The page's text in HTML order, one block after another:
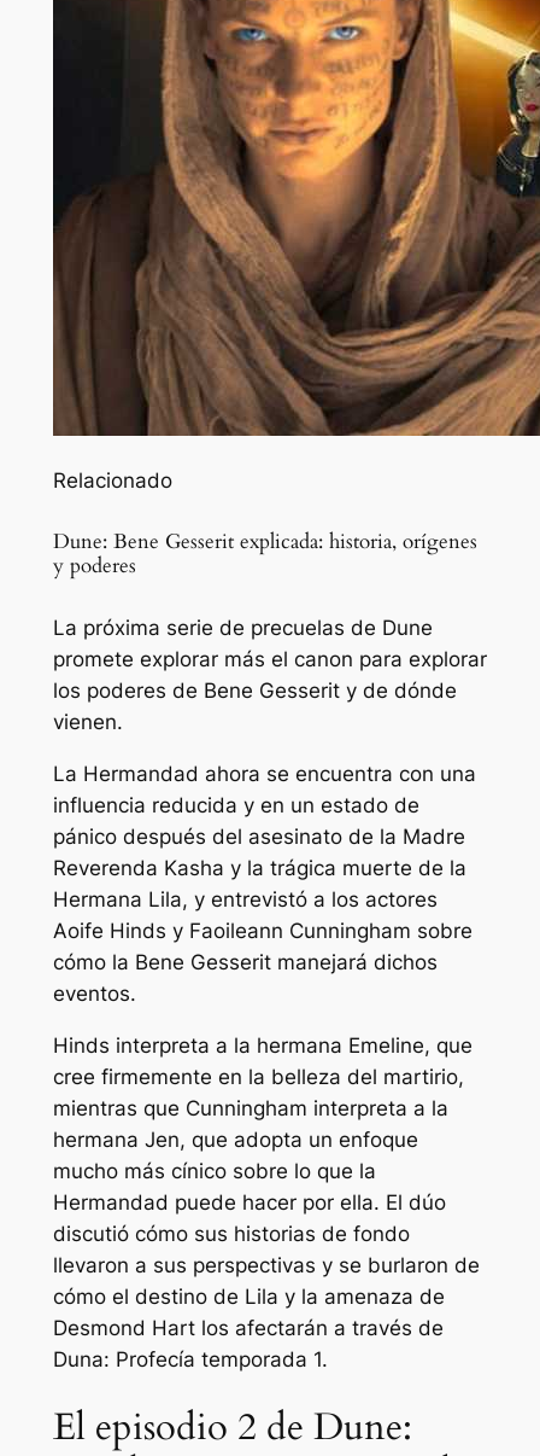
Relacionado
Dune: Bene Gesserit explicada: historia, orígenes
y poderes
La próxima serie de precuelas de Dune
promete explorar más el canon para explorar
los poderes de Bene Gesserit y de dónde
vienen.
La Hermandad ahora se encuentra con una
influencia reducida y en un estado de
pánico después del asesinato de la Madre
Reverenda Kasha y la trágica muerte de la
Hermana Lila, y entrevistó a los actores
Aoife Hinds y Faoileann Cunningham sobre
cómo la Bene Gesserit manejará dichos
eventos.
Hinds interpreta a la hermana Emeline, que
cree firmemente en la belleza del martirio,
mientras que Cunningham interpreta a la
hermana Jen, que adopta un enfoque
mucho más cínico sobre lo que la
Hermandad puede hacer por ella. El dúo
discutió cómo sus historias de fondo
llevaron a sus perspectivas y se burlaron de
cómo el destino de Lila y la amenaza de
Desmond Hart los afectarán a través de
Duna: Profecía temporada 1.
El episodio 2 de Dune: